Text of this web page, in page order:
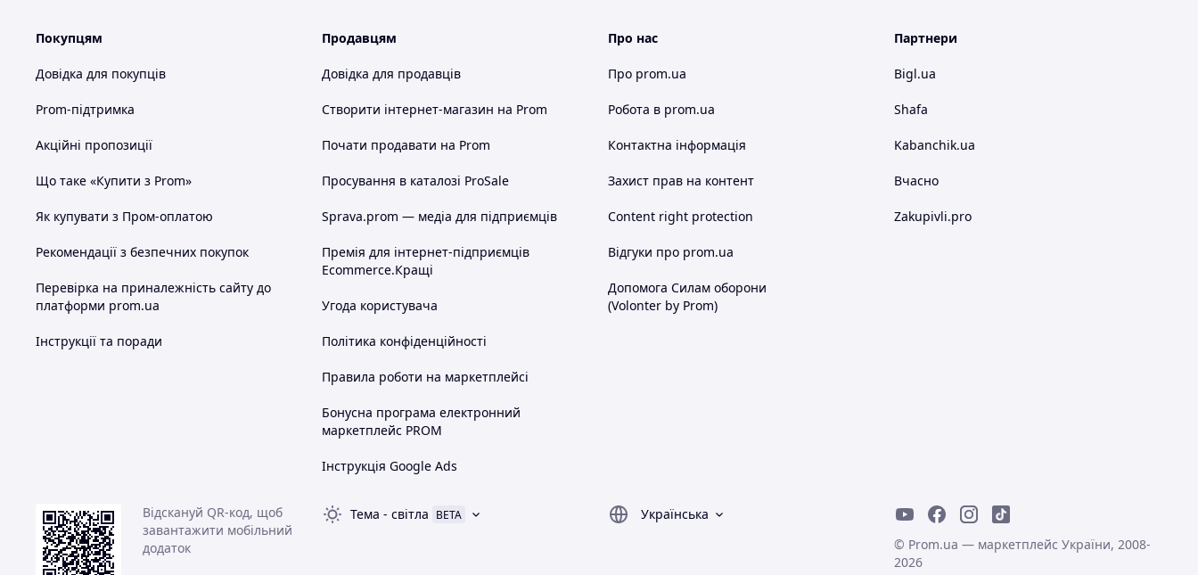
Покупцям
Довідка для покупців
Prom-підтримка
Акційні пропозиції
Що таке «Купити з Prom»
Як купувати з Пром-оплатою
Рекомендації з безпечних покупок
Перевірка на приналежність сайту до
платформи prom.ua
Інструкції та поради
Продавцям
Довідка для продавців
Створити інтернет-магазин на Prom
Почати продавати на Prom
Просування в каталозі ProSale
Sprava.prom — медіа для підприємців
Премія для інтернет-підприємців
Ecommerce.Кращі
Угода користувача
Політика конфіденційності
Правила роботи на маркетплейсі
Бонусна програма електронний
маркетплейс PROM
Інструкція Google Ads
Про нас
Про prom.ua
Робота в prom.ua
Контактна інформація
Захист прав на контент
Content right protection
Відгуки про prom.ua
Допомога Силам оборони
(Volonter by Prom)
Партнери
Bigl.ua
Shafa
Kabanchik.ua
Вчасно
Zakupivli.pro
Відскануй QR-код, щоб
завантажити мобільний
додаток
Тема - світла BETA
Українська
© Prom.ua — маркетплейс України, 2008-
2026